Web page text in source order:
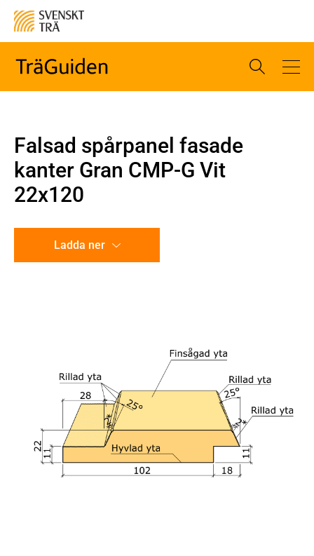
Falsad spårpanel fasade
kanter Gran CMP-G Vit
22x120
Ladda ner